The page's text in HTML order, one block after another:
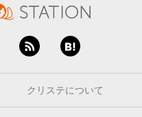
クリステについて